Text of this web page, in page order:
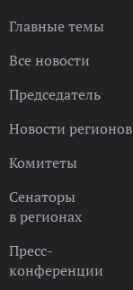
Главные темы
Все новости
Председатель
Новости регионов
Комитеты
Сенаторы
в регионах
Пресс-
конференции